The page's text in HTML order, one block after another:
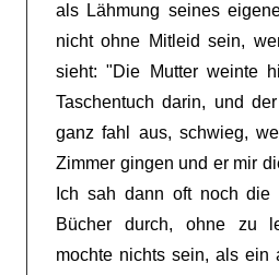
als Lähmung seines
nicht ohne Mitleid sein,
sieht: "Die Mutter weinte
Taschentuch darin, und
ganz fahl aus, schwieg,
Zimmer gingen und er mir
Ich sah dann oft noch
Bücher durch, ohne zu
mochte nichts sein, als ein